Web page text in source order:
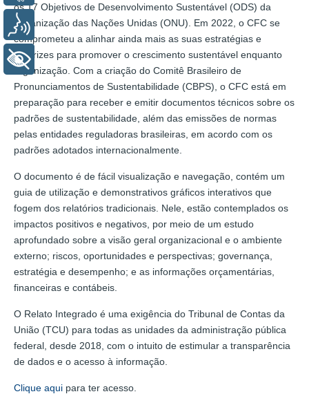
os 17 Objetivos de Desenvolvimento Sustentável (ODS) da
Organização das Nações Unidas (ONU). Em 2022, o CFC se
comprometeu a alinhar ainda mais as suas estratégias e
diretrizes para promover o crescimento sustentável enquanto
organização. Com a criação do Comitê Brasileiro de
Pronunciamentos de Sustentabilidade (CBPS), o CFC está em
preparação para receber e emitir documentos técnicos sobre os
padrões de sustentabilidade, além das emissões de normas
pelas entidades reguladoras brasileiras, em acordo com os
padrões adotados internacionalmente.
O documento é de fácil visualização e navegação, contém um
guia de utilização e demonstrativos gráficos interativos que
fogem dos relatórios tradicionais. Nele, estão contemplados os
impactos positivos e negativos, por meio de um estudo
aprofundado sobre a visão geral organizacional e o ambiente
externo; riscos, oportunidades e perspectivas; governança,
estratégia e desempenho; e as informações orçamentárias,
financeiras e contábeis.
O Relato Integrado é uma exigência do Tribunal de Contas da
União (TCU) para todas as unidades da administração pública
federal, desde 2018, com o intuito de estimular a transparência
de dados e o acesso à informação.
Clique aqui para ter acesso.
Voz
+ Acessibilidade